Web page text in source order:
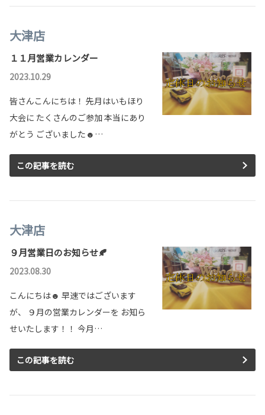
大津店
１１月営業カレンダー
2023.10.29
皆さんこんにちは！ 先月はいもほり
大会に たくさんのご参加 本当にあり
がとう ございました☻…
この記事を読む
大津店
９月営業日のお知らせ🍂
2023.08.30
こんにちは☻ 早速ではございます
が、 ９月の営業カレンダーを お知ら
せいたします！！ 今月…
この記事を読む